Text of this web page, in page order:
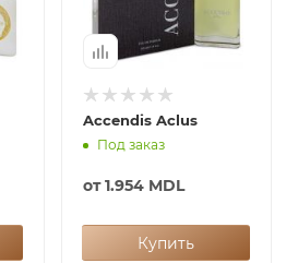
Accendis Aclus
Под заказ
от1.954 MDL
Купить